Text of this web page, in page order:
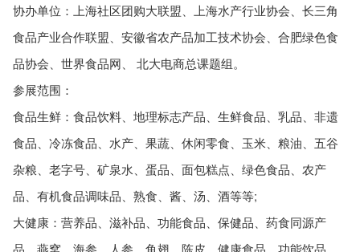
协办单位：上海社区团购大联盟、上海水产行业协会、长三角
食品产业合作联盟、安徽省农产品加工技术协会、合肥绿色食
品协会、世界食品网、 北大电商总课题组。
参展范围：
食品生鲜：食品饮料、地理标志产品、生鲜食品、乳品、非遗
食品、冷冻食品、水产、果蔬、休闲零食、玉米、粮油、五谷
杂粮、老字号、矿泉水、蛋品、面包糕点、绿色食品、农产
品、有机食品调味品、熟食、酱、汤、酒等等;
大健康：营养品、滋补品、功能食品、保健品、药食同源产
品、燕窝、海参、人参、鱼翅、陈皮、健康食品、功能饮品、